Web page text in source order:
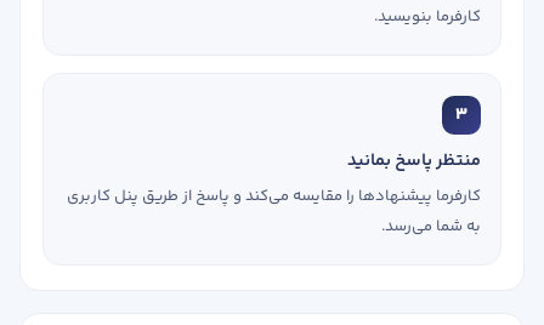
کارفرما بنویسید.
3
منتظر پاسخ بمانید
کارفرما پیشنهادها را مقایسه می‌کند و پاسخ از طریق پنل کاربری
به شما می‌رسد.